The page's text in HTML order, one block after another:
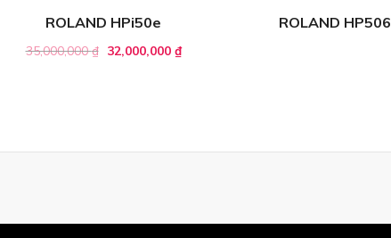
ROLAND HPi50e
35,000,000₫ 32,000,000 ₫
ROLAND HP506